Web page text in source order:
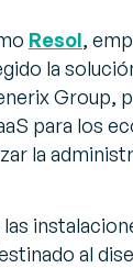
Resol,
la
Group,
para los
la
al